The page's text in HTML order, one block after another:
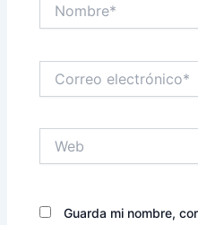
electrónico*
Guarda mi nombre,